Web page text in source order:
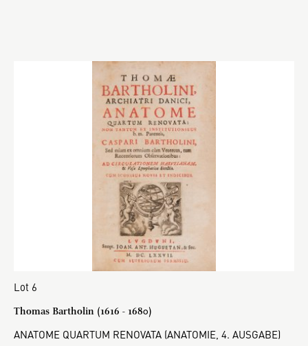
Lot 6
Thomas Bartholin (1616 - 1680)
ANATOME QUARTUM RENOVATA (ANATOMIE, 4. AUSGABE)